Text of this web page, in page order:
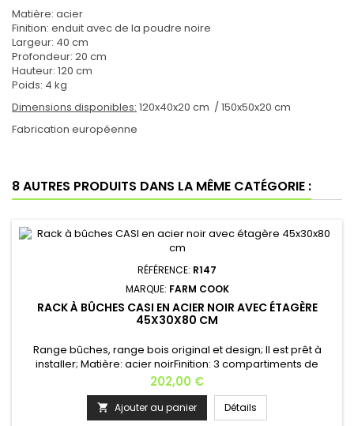
Matière: acier
Finition: enduit avec de la poudre noire
Largeur: 40 cm
Profondeur: 20 cm
Hauteur: 120 cm
Poids: 4 kg
Dimensions disponibles: 120x40x20 cm / 150x50x20 cm
Fabrication européenne
8 AUTRES PRODUITS DANS LA MÊME CATÉGORIE :
RÉFÉRENCE: R147
MARQUE: FARM COOK
RACK À BÛCHES CASI EN ACIER NOIR AVEC ÉTAGÈRE
45X30X80 CM
Range bûches, range bois original et design; Il est prêt à
installer; Matière: acier noirFinition: 3 compartiments de
rangementDimensions:Longueur: 45 cmProfondeur: 30
cmHauteur: 80 cmPoids: 10,5 kg Fabrication européenne
Prix
202,00 €
 Ajouter au panier Détails